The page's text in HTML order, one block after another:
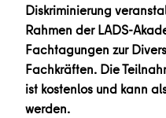
Diskriminierung
Rahmen der LADS-
Fachtagungen zur
Fachkräften. Die
ist kostenlos und kann
werden.